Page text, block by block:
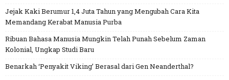
Jejak Kaki Berumur 1,4 Juta Tahun yang Mengubah Cara Kita
Memandang Kerabat Manusia Purba
Ribuan Bahasa Manusia Mungkin Telah Punah Sebelum Zaman
Kolonial, Ungkap Studi Baru
Benarkah ‘Penyakit Viking’ Berasal dari Gen Neanderthal?